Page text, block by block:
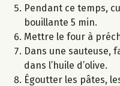
Pendant ce temps,
bouillante 5 min.
Mettre le four à
Dans une sauteuse,
dans l’huile d’olive.
Égoutter les pâtes,